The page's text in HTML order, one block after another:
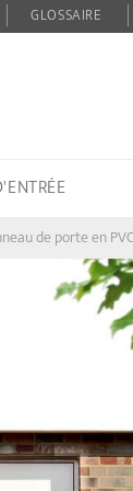
GLOSSAIRE
de porte en